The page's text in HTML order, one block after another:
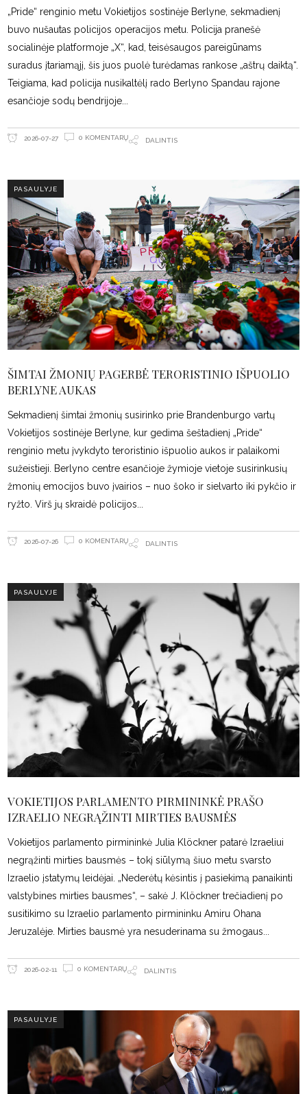
„Pride“ renginio metu Vokietijos sostinėje Berlyne, sekmadienį
buvo nušautas policijos operacijos metu. Policija pranešė
socialinėje platformoje „X“, kad, teisėsaugos pareigūnams
suradus įtariamąjį, šis juos puolė turėdamas rankose „aštrų daiktą“.
Teigiama, kad policija nusikaltėlį rado Berlyno Spandau rajone
esančioje sodų bendrijoje
2026-07-27 0 KOMENTARŲ DALINTIS
PASAULYJE
ŠIMTAI ŽMONIŲ PAGERBĖ TERORISTINIO IŠPUOLIO
BERLYNE AUKAS
Sekmadienį šimtai žmonių susirinko prie Brandenburgo vartų
Vokietijos sostinėje Berlyne, kur gedima šeštadienį „Pride“
renginio metu įvykdyto teroristinio išpuolio aukos ir palaikomi
sužeistieji. Berlyno centre esančioje žymioje vietoje susirinkusių
žmonių emocijos buvo įvairios – nuo šoko ir sielvarto iki pykčio ir
ryžto. Virš jų skraidė policijos
2026-07-26 0 KOMENTARŲ DALINTIS
PASAULYJE
VOKIETIJOS PARLAMENTO PIRMININKĖ PRAŠO
IZRAELIO NEGRĄŽINTI MIRTIES BAUSMĖS
Vokietijos parlamento pirmininkė Julia Klöckner patarė Izraeliui
negrąžinti mirties bausmės – tokį siūlymą šiuo metu svarsto
Izraelio įstatymų leidėjai. „Nederėtų kėsintis į pasiekimą panaikinti
valstybines mirties bausmes“, – sakė J. Klöckner trečiadienį po
susitikimo su Izraelio parlamento pirmininku Amiru Ohana
Jeruzalėje. Mirties bausmė yra nesuderinama su žmogaus
2026-02-11 0 KOMENTARŲ DALINTIS
PASAULYJE